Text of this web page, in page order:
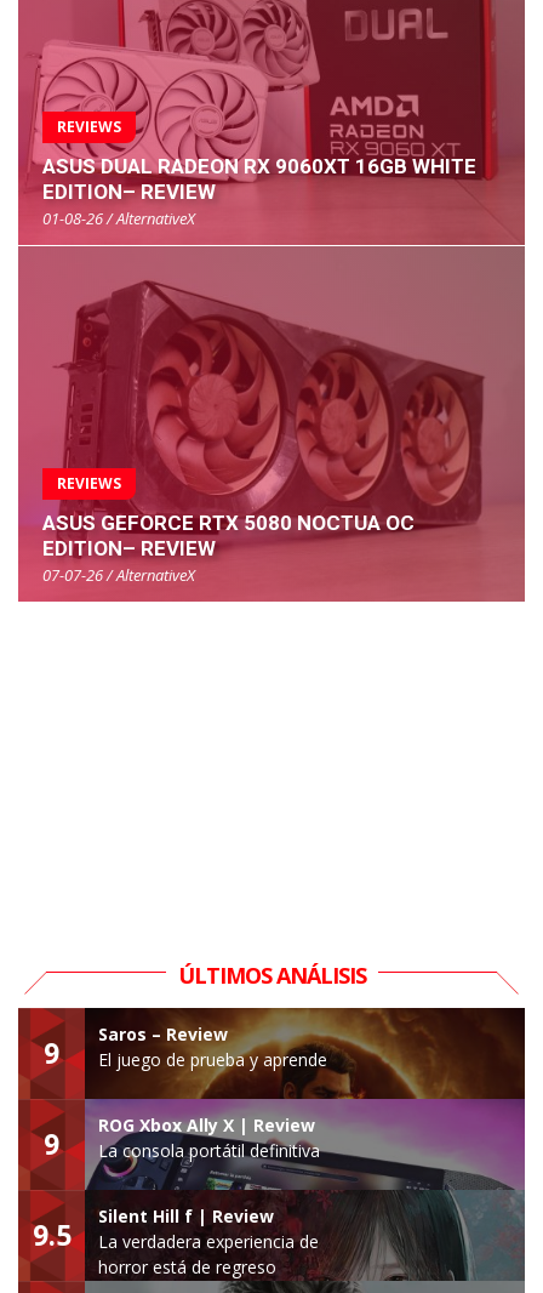
REVIEWS
ASUS DUAL RADEON RX 9060XT 16GB WHITE
EDITION– REVIEW
01-08-26 / AlternativeX
REVIEWS
ASUS GEFORCE RTX 5080 NOCTUA OC
EDITION– REVIEW
07-07-26 / AlternativeX
ÚLTIMOS ANÁLISIS
9
Saros – Review
El juego de prueba y aprende
9
ROG Xbox Ally X | Review
La consola portátil definitiva
9.5
Silent Hill f | Review
La verdadera experiencia de
horror está de regreso